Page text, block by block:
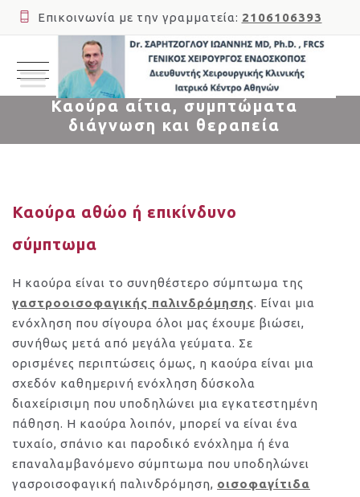
Επικοινωνία με την γραμματεία: 2106106393
Καούρα αίτια, συμπτώματα
διάγνωση και θεραπεία
Καούρα αθώο ή επικίνδυνο
σύμπτωμα
Η καούρα είναι το συνηθέστερο σύμπτωμα της
γαστροοισοφαγικής παλινδρόμησης. Είναι μια
ενόχληση που σίγουρα όλοι μας έχουμε βιώσει,
συνήθως μετά από μεγάλα γεύματα. Σε
ορισμένες περιπτώσεις όμως, η καούρα είναι μια
σχεδόν καθημερινή ενόχληση δύσκολα
διαχείρισιμη που υποδηλώνει μια εγκατεστημένη
πάθηση. Η καούρα λοιπόν, μπορεί να είναι ένα
τυχαίο, σπάνιο και παροδικό ενόχλημα ή ένα
επαναλαμβανόμενο σύμπτωμα που υποδηλώνει
γασροισοφαγική παλινδρόμηση, οισοφαγίτιδα